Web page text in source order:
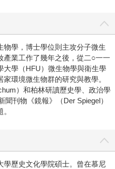
學，博士學位則主攻分子微生
產業工作了幾年之後，從二○一一
大學（HFU）微生物學與衛生學
環境微生物群的研究與教學。
）和柏林研讀歷史學、政治學
刊物《鏡報》（Der Spiegel）
學歷史文化學院碩士。曾在慕尼